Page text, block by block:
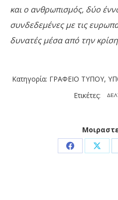
και ο ανθρωπισμός, δύο
συνδεδεμένες με τις
δυνατές μέσα από την
Κατηγορία: ΓΡΑΦΕΙΟ ΤΥΠΟΥ,
Ετικέτες:
Share Share